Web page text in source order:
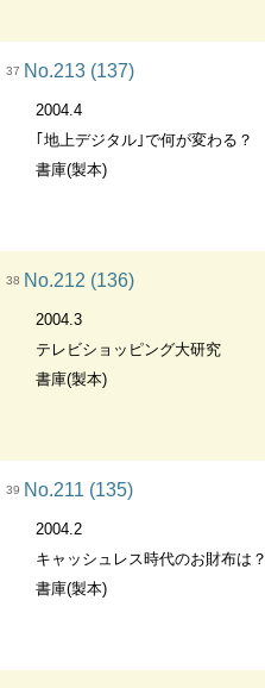
37 No.213 (137)
2004.4
｢地上デジタル｣で何が変わる？
書庫(製本)
38 No.212 (136)
2004.3
テレビショッピング大研究
書庫(製本)
39 No.211 (135)
2004.2
キャッシュレス時代のお財布は？
書庫(製本)